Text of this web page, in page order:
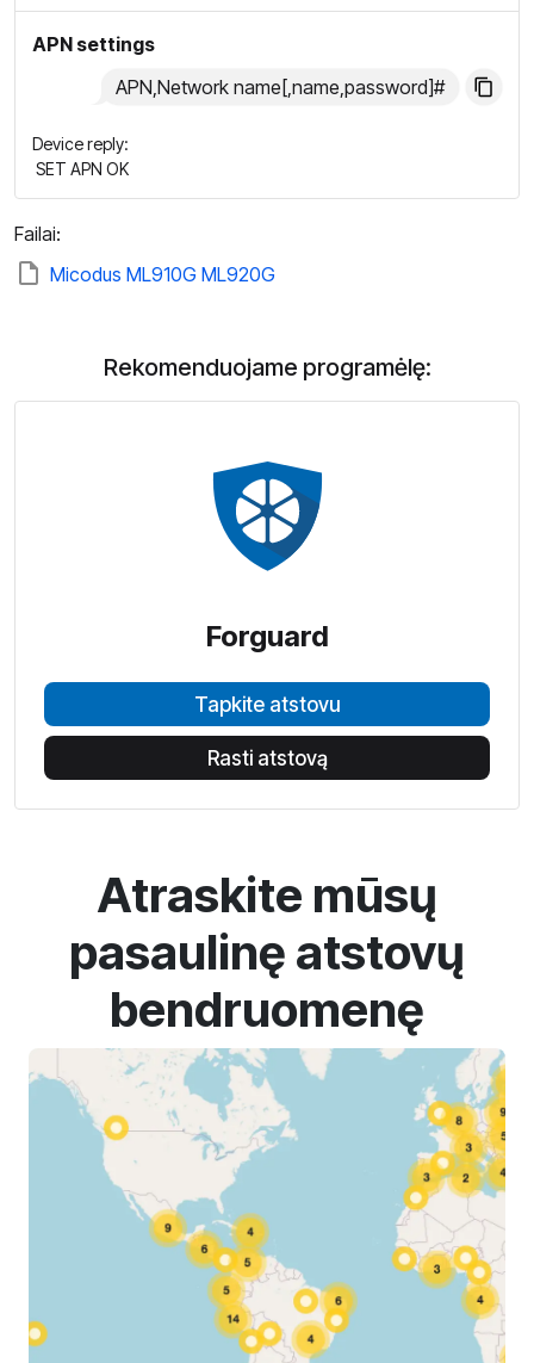
APN settings
APN,Network name[,name,password]#
Device reply:
SET APN OK
Failai:
Micodus ML910G ML920G
Rekomenduojame programėlę:
Forguard
Tapkite atstovu
Rasti atstovą
Atraskite mūsų
pasaulinę atstovų
bendruomenę